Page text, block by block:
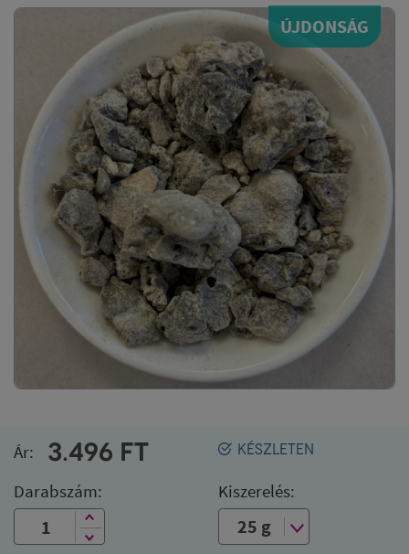
ÚJDONSÁG
KÉSZLETEN
Ár: 3.496 FT
Darabszám: Kiszerelés: